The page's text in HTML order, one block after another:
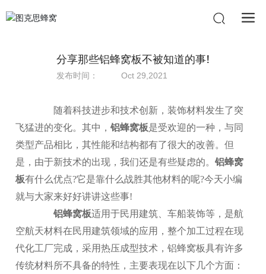
分享那些铝蜂窝板不被知道的事!
发布时间： Oct 29,2021
随着科技进步和技术创新，装饰材料发生了突
飞猛进的变化。其中， 铝蜂窝板是受欢迎的一种，与同
类型产品相比，其性能和结构都有了很大的改善。但
是，由于新技术的出现，我们还是有些疑虑的。 铝蜂窝
板有什么优点?它是靠什么战胜其他材料的呢?今天小编
就与大家来好好讲讲这些事!
铝蜂窝板适用于民用建筑、车船装饰等，是航
空航天材料在民用建筑领域的应用，整个加工过程在现
代化工厂完成，采用热压成型技术，铝蜂窝板具有许多
传统材料所不具备的特性，主要表现在以下几个方面：